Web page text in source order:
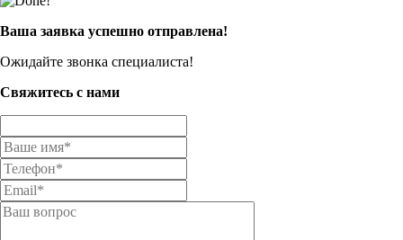
Ваша заявка успешно отправлена!
Ожидайте звонка специалиста!
Свяжитесь с нами